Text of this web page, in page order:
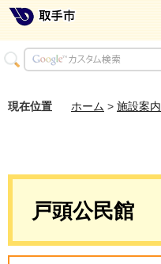
現在位置 ホーム > 施設案内
戸頭公民館